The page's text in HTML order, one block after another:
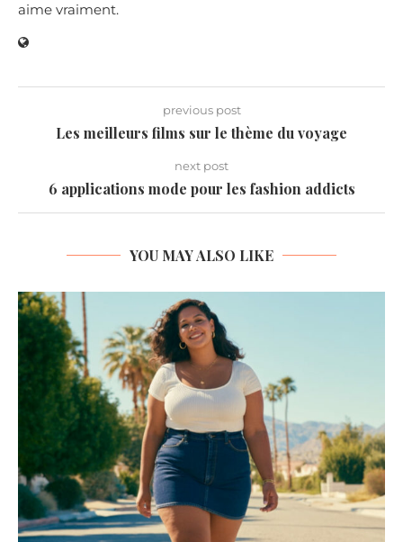
aime vraiment.
previous post
Les meilleurs films sur le thème du voyage
next post
6 applications mode pour les fashion addicts
YOU MAY ALSO LIKE